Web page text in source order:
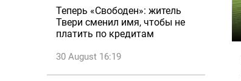
Теперь «Свободен»: житель
Твери сменил имя, чтобы не
платить по кредитам
30 August 16:19